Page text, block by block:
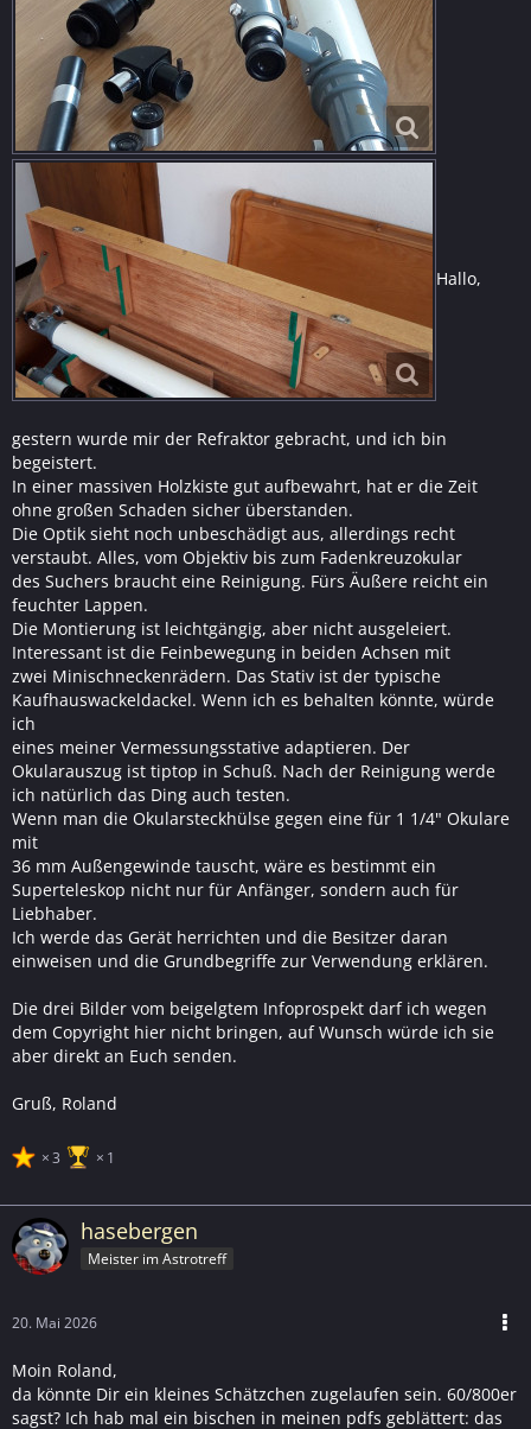
Hallo,
gestern wurde mir der Refraktor gebracht, und ich bin
begeistert.
In einer massiven Holzkiste gut aufbewahrt, hat er die Zeit
ohne großen Schaden sicher überstanden.
Die Optik sieht noch unbeschädigt aus, allerdings recht
verstaubt. Alles, vom Objektiv bis zum Fadenkreuzokular
des Suchers braucht eine Reinigung. Fürs Äußere reicht ein
feuchter Lappen.
Die Montierung ist leichtgängig, aber nicht ausgeleiert.
Interessant ist die Feinbewegung in beiden Achsen mit
zwei Minischneckenrädern. Das Stativ ist der typische
Kaufhauswackeldackel. Wenn ich es behalten könnte, würde
ich
eines meiner Vermessungsstative adaptieren. Der
Okularauszug ist tiptop in Schuß. Nach der Reinigung werde
ich natürlich das Ding auch testen.
Wenn man die Okularsteckhülse gegen eine für 1 1/4" Okulare
mit
36 mm Außengewinde tauscht, wäre es bestimmt ein
Superteleskop nicht nur für Anfänger, sondern auch für
Liebhaber.
Ich werde das Gerät herrichten und die Besitzer daran
einweisen und die Grundbegriffe zur Verwendung erklären.
Die drei Bilder vom beigelgtem Infoprospekt darf ich wegen
dem Copyright hier nicht bringen, auf Wunsch würde ich sie
aber direkt an Euch senden.
Gruß, Roland
3 1
hasebergen
Meister im Astrotreff
20. Mai 2026
Moin Roland,
da könnte Dir ein kleines Schätzchen zugelaufen sein. 60/800er
sagst? Ich hab mal ein bischen in meinen pdfs geblättert: das